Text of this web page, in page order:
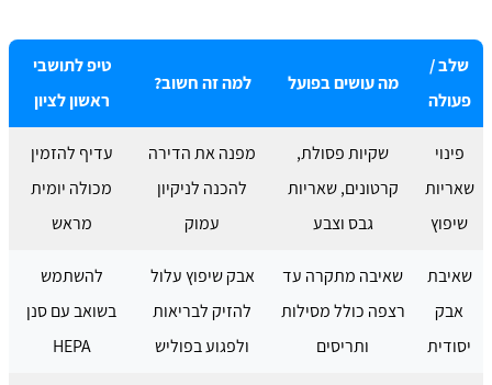
שלב /
פעולה
מה עושים בפועל למה זה חשוב?
טיפ לתושבי
ראשון לציון
פינוי
שאריות
שיפוץ
שקיות פסולת,
קרטונים, שאריות
גבס וצבע
מפנה את הדירה
להכנה לניקיון
עמוק
עדיף להזמין
מכולה יומית
מראש
שאיבת
אבק
יסודית
שאיבה מתקרה עד
רצפה כולל מסילות
ותריסים
אבק שיפוץ עלול
להזיק לבריאות
ולפגוע בפוליש
להשתמש
בשואב עם סנן
HEPA